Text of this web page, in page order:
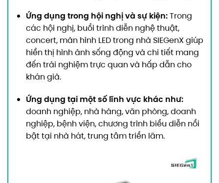
Ứng dụng trong hội nghị và sự kiện:Trong
các hội nghị, buổi trình diễn nghệ thuật,
concert, màn hình LED trong nhà SIEGenX giúp
hiển thị hình ảnh sống động và chi tiết mang
đến trải nghiệm trực quan và hấp dẫn cho
khán giả.
Ứng dụng tại một số lĩnh vực khác như:
doanh nghiệp, nhà hàng, văn phòng, doanh
nghiệp, bệnh viện, chương trình biểu diễn nổi
bật tại nhà hát, trung tâm triển lãm.